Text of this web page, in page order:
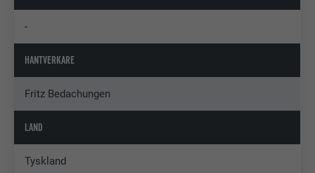
-
HANTVERKARE
Fritz Bedachungen
LAND
Tyskland